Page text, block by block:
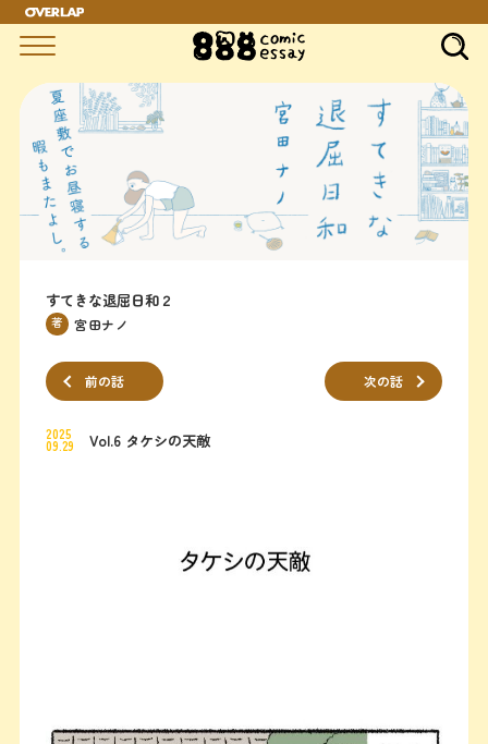
すてきな退屈日和２
著 宮田ナノ
前の話 次の話
2025
09.29 Vol.6 タケシの天敵